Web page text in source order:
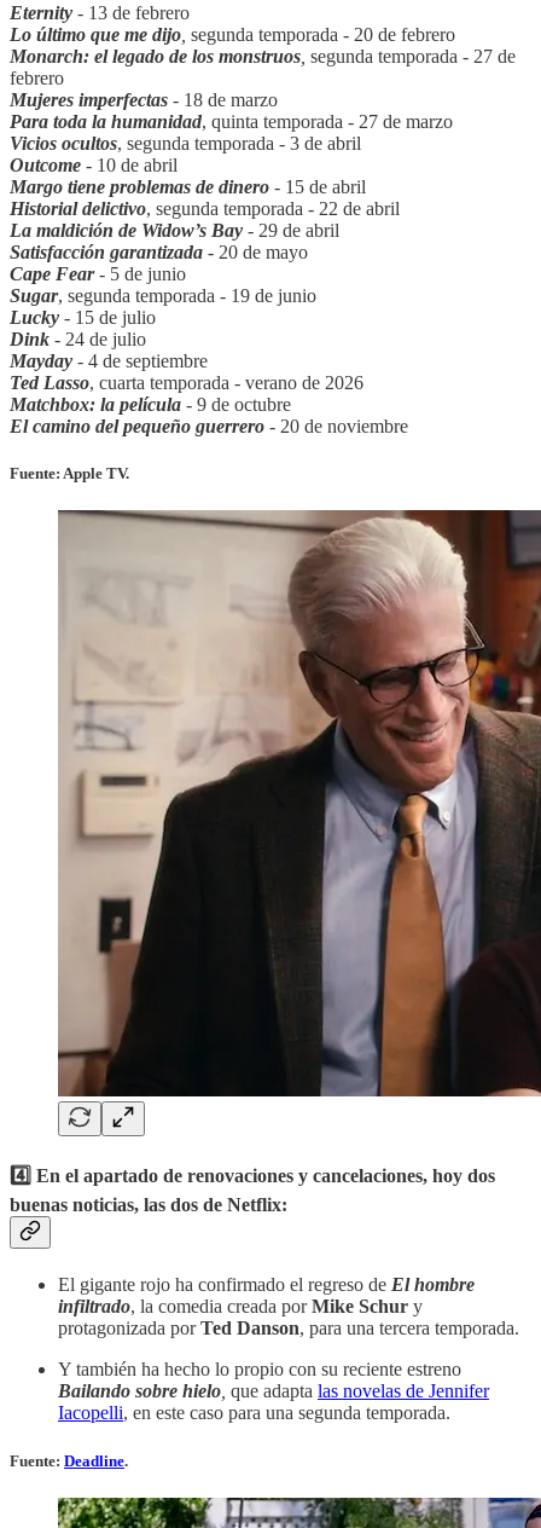
Eternity - 13 de febrero
Lo último que me dijo segunda temporada - 20 de febrero
Monarch: el legado de los monstruos segunda temporada - 27 de
febrero
Mujeres imperfectas - 18 de marzo
Para toda la humanidad, quinta temporada - 27 de marzo
Vicios ocultos, segunda temporada - 3 de abril
Outcome - 10 de abril
Margo tiene problemas de dinero - 15 de abril
Historial delictivo, segunda temporada - 22 de abril
La maldición de Widow’s Bay - 29 de abril
Satisfacción garantizada - 20 de mayo
Cape Fear- 5 de junio
Sugar, segunda temporada - 19 de junio
Lucky - 15 de julio
Dink - 24 de julio
Mayday - 4 de septiembre
Ted Lasso, cuarta temporada - verano de 2026
Matchbox: la película - 9 de octubre
El camino del pequeño guerrero - 20 de noviembre
Fuente: Apple TV.
4️⃣ En el apartado de renovaciones y cancelaciones, hoy dos
buenas noticias, las dos de Netflix:
El gigante rojo ha confirmado el regreso de El hombre
infiltrado, la comedia creada porMike Schur y
protagonizada porTed Danson, para una tercera temporada.
Y también ha hecho lo propio con su reciente estreno
Bailando sobre hielo, que adapta las novelas de Jennifer
Iacopelli, en este caso para una segunda temporada.
Fuente: Deadline. ‎